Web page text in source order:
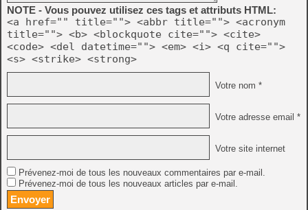
NOTE - Vous pouvez utilisez ces tags et attributs HTML:
<a href="" title=""> <abbr title=""> <acronym
title=""> <b> <blockquote cite=""> <cite>
<code> <del datetime=""> <em> <i> <q cite="">
<s> <strike> <strong>
Votre nom *
Votre adresse email *
Votre site internet
Prévenez-moi de tous les nouveaux commentaires par e-mail.
Prévenez-moi de tous les nouveaux articles par e-mail.